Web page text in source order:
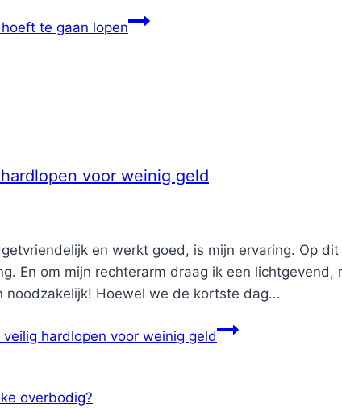
te gaan lopen
voor weinig geld
en werkt goed, is mijn ervaring. Op
En om mijn rechterarm draag ik een
noodzakelijk! Hoewel we de kortste dag...
hardlopen voor weinig geld